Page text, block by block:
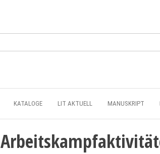
KATALOGE LIT AKTUELL MANUSKRIPT